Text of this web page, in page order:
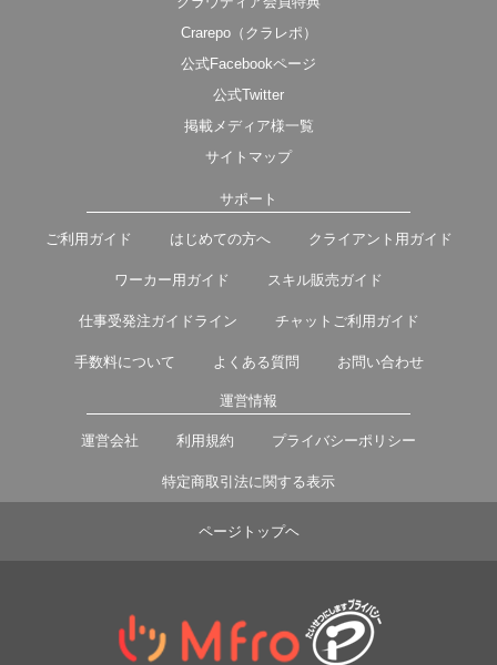
Crarepo（クラレポ）
公式Facebookページ
公式Twitter
掲載メディア様一覧
サイトマップ
サポート
ご利用ガイド はじめての方へ クライアント用ガイド
ワーカー用ガイド スキル販売ガイド
仕事受発注ガイドライン チャットご利用ガイド
手数料について よくある質問 お問い合わせ
運営情報
運営会社 利用規約 プライバシーポリシー
特定商取引法に関する表示
ページトップヘ